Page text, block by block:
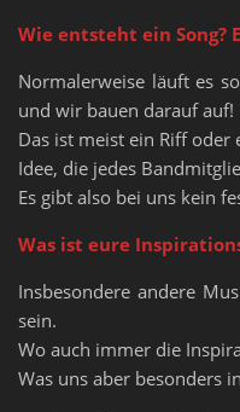
Wie entsteht ein Song?
Normalerweise läuft es
und wir bauen darauf auf!
Das ist meist ein Riff oder
Idee, die jedes
Es gibt also bei uns kein
Was ist eure
Insbesondere andere
sein.
Wo auch immer die
Was uns aber besonders